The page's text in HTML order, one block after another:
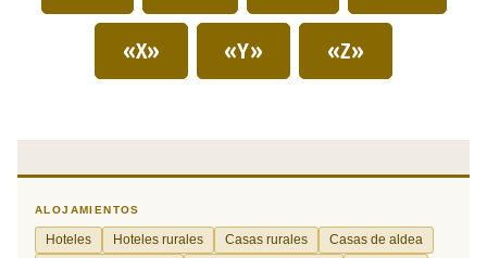
«X» «Y» «Z»